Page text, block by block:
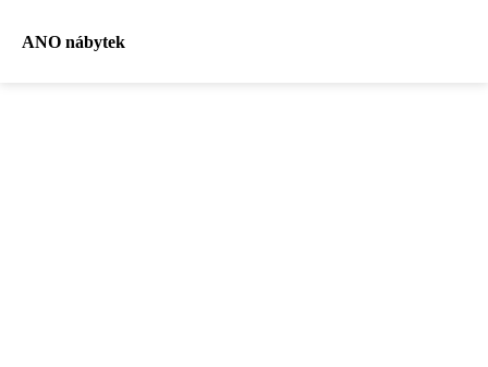
ANO nábytek